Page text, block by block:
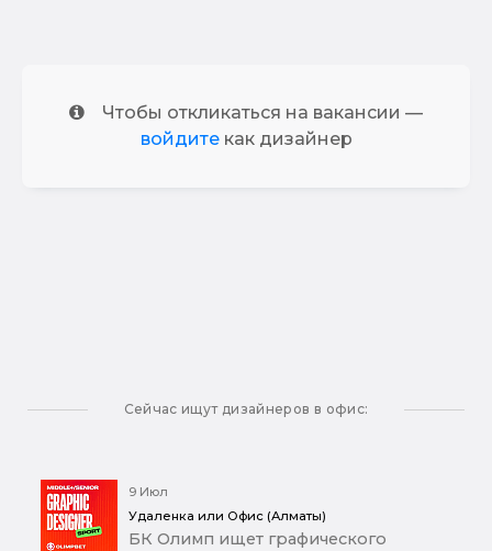
Чтобы откликаться на вакансии —
войдитекак дизайнер
Сейчас ищут дизайнеров в офис:
9 Июл
Удаленка или Офис (Алматы)
БК Олимп ищет графического